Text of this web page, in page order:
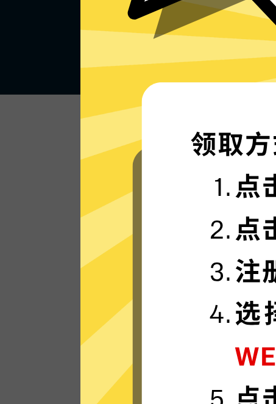
闪电般的连接速度
小黑牛加速器的服务器使用更新一代的”闪连
“连接技术，只为速度而生，可轻松支持4K流